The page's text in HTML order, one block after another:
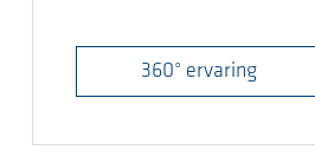
360° ervaring